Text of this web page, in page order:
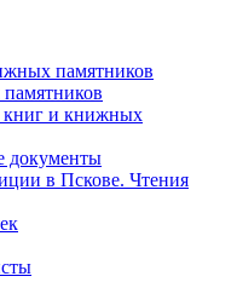
памятников
книг и книжных
документы
в Пскове. Чтения